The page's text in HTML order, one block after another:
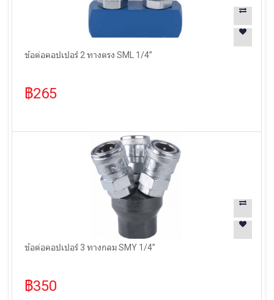
ข้อต่อคอปเปอร์ 2 ทางตรง SML 1/4”
฿265
ข้อต่อคอปเปอร์ 3 ทางกลม SMY 1/4”
฿350